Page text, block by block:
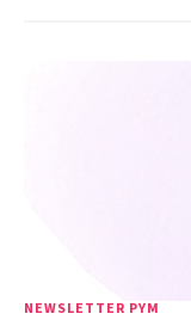
NEWSLETTER PYM